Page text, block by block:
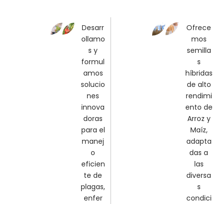
Desarr
ollamo
s y
formul
amos
solucio
nes
innova
doras
para el
manej
o
eficien
te de
plagas,
enfer
Ofrece
mos
semilla
s
híbridas
de alto
rendimi
ento de
Arroz y
Maíz,
adapta
das a
las
diversa
s
condici